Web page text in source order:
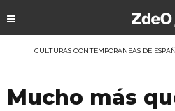
CULTURAS CONTEMPORÁNEAS DE
Mucho más